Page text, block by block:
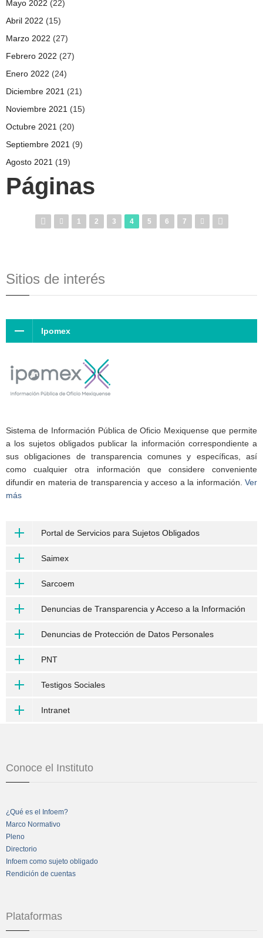
Mayo 2022 (22)
Abril 2022 (15)
Marzo 2022 (27)
Febrero 2022 (27)
Enero 2022 (24)
Diciembre 2021 (21)
Noviembre 2021 (15)
Octubre 2021 (20)
Septiembre 2021 (9)
Agosto 2021 (19)
Páginas
1 2 3 4 5 6 7
Sitios de interés
Ipomex
Sistema de Información Pública de Oficio Mexiquense que permite
a los sujetos obligados publicar la información correspondiente a
sus obligaciones de transparencia comunes y específicas, así
como cualquier otra información que considere conveniente
difundir en materia de transparencia y acceso a la información. Ver
más
Portal de Servicios para Sujetos Obligados
Saimex
Sarcoem
Denuncias de Transparencia y Acceso a la Información
Denuncias de Protección de Datos Personales
PNT
Testigos Sociales
Intranet
Conoce el Instituto
¿Qué es el Infoem?
Marco Normativo
Pleno
Directorio
Infoem como sujeto obligado
Rendición de cuentas
Plataformas